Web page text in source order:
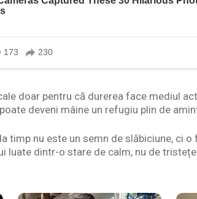
doar pentru că durerea face mediul
deveni mâine un refugiu plin de
timp nu este un semn de slăbiciune, ci
luate dintr-o stare de calm, nu de